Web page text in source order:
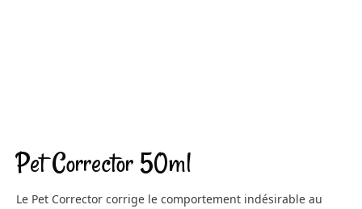
Pet Corrector 50ml
Le Pet Corrector corrige le comportement indésirable au